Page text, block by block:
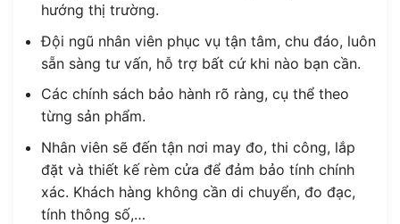
hướng thị trường.
Đội ngũ nhân viên phục vụ tận tâm, chu đáo, luôn
sẵn sàng tư vấn, hỗ trợ bất cứ khi nào bạn cần.
Các chính sách bảo hành rõ ràng, cụ thể theo
từng sản phẩm.
Nhân viên sẽ đến tận nơi may đo, thi công, lắp
đặt và thiết kế rèm cửa để đảm bảo tính chính
xác. Khách hàng không cần di chuyển, đo đạc,
tính thông số,…